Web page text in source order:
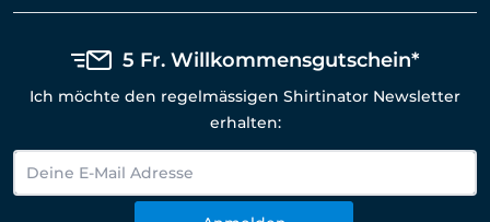
5 Fr. Willkommensgutschein*
Ich möchte den regelmässigen Shirtinator Newsletter
erhalten: